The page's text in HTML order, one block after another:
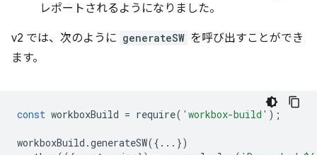
レポートされるようになりました。
v2 では、次のように generateSW を呼び出すことができ
ます。
const workboxBuild = require( 'workbox-build' );
workboxBuild .generateSW({...})